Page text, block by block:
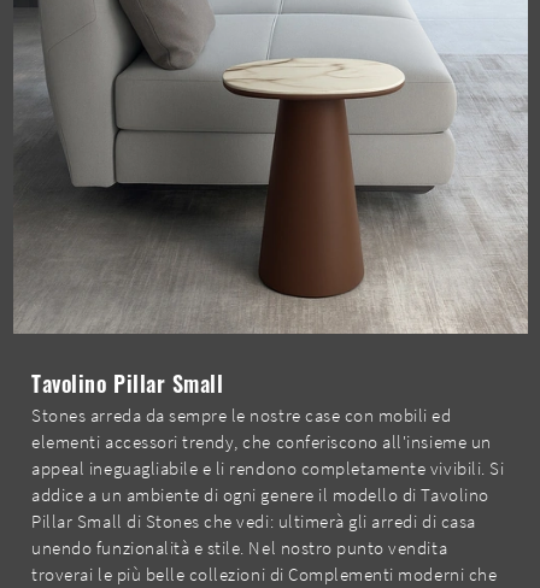
Tavolino Pillar Small
Stones arreda da sempre le nostre case con mobili ed
elementi accessori trendy, che conferiscono all'insieme un
appeal ineguagliabile e li rendono completamente vivibili. Si
addice a un ambiente di ogni genere il modello di Tavolino
Pillar Small di Stones che vedi: ultimerà gli arredi di casa
unendo funzionalità e stile. Nel nostro punto vendita
troverai le più belle collezioni di Complementi moderni che